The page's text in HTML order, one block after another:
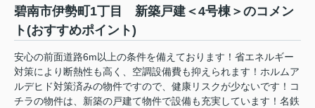
碧南市伊勢町1丁目 新築戸建＜4号棟＞のコメン
ト(おすすめポイント)
安心の前面道路6m以上の条件を備えております！省エネルギー
対策により断熱性も高く、空調設備費も抑えられます！ホルムア
ルデヒド対策済みの物件ですので、健康リスクが少ないです！コ
チラの物件は、新築の戸建て物件で設備も充実しています！名鉄